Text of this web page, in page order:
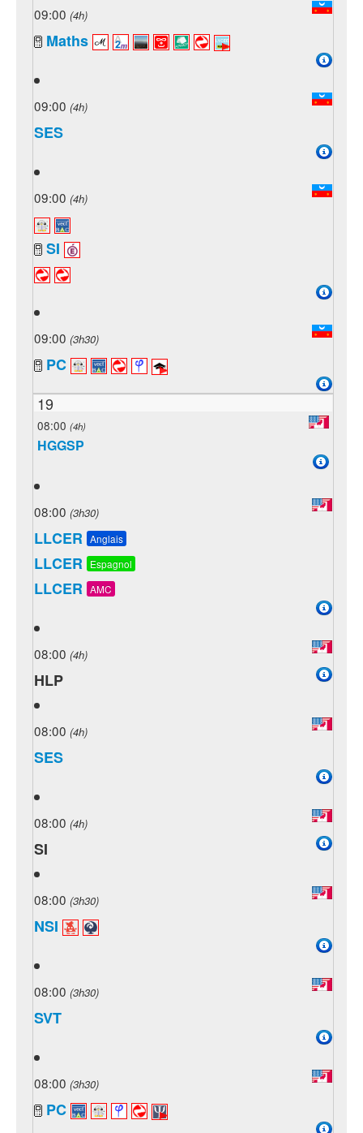
09:00 (4h)
Maths
09:00 (4h)
SES
09:00 (4h)
SI
09:00 (3h30)
PC
19
08:00 (4h)
HGGSP
08:00 (3h30)
LLCER Anglais
LLCER Espagnol
LLCER AMC
08:00 (4h)
HLP
08:00 (4h)
SES
08:00 (4h)
SI
08:00 (3h30)
NSI
08:00 (3h30)
SVT
08:00 (3h30)
PC